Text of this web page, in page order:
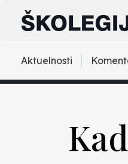
Aktuelnosti